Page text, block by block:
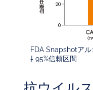
FDA Snapshotア
† 95%信頼区間